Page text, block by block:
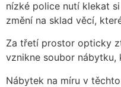
nízké police nutí klekat
změní na sklad věcí,
Za třetí prostor opticky
vznikne soubor nábytku,
Nábytek na míru v